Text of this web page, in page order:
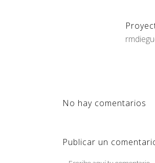
No hay comentarios
Publicar un